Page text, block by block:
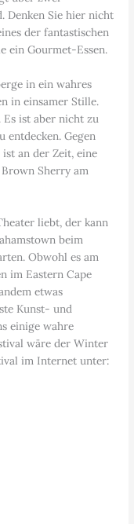
Denken Sie hier nicht
der fantastischen
ein Gourmet-Essen.
in ein wahres
in einsamer Stille.
ist aber nicht zu
entdecken. Gegen
an der Zeit, eine
Sherry am
liebt, der kann
beim
Obwohl es am
im Eastern Cape
etwas
Kunst- und
einige wahre
wäre der Winter
im Internet unter: